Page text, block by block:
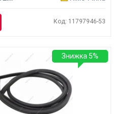
Код: 11797946-53
Знижка 5%